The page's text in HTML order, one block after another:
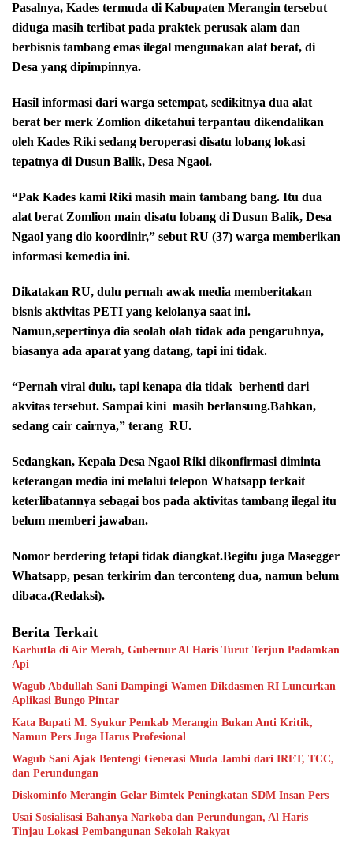
Pasalnya, Kades termuda di Kabupaten Merangin tersebut
diduga masih terlibat pada praktek perusak alam dan
berbisnis tambang emas ilegal mengunakan alat berat, di
Desa yang dipimpinnya.
Hasil informasi dari warga setempat, sedikitnya dua alat
berat ber merk Zomlion diketahui terpantau dikendalikan
oleh Kades Riki sedang beroperasi disatu lobang lokasi
tepatnya di Dusun Balik, Desa Ngaol.
“Pak Kades kami Riki masih main tambang bang. Itu dua
alat berat Zomlion main disatu lobang di Dusun Balik, Desa
Ngaol yang dio koordinir,” sebut RU (37) warga memberikan
informasi kemedia ini.
Dikatakan RU, dulu pernah awak media memberitakan
bisnis aktivitas PETI yang kelolanya saat ini.
Namun,sepertinya dia seolah olah tidak ada pengaruhnya,
biasanya ada aparat yang datang, tapi ini tidak.
“Pernah viral dulu, tapi kenapa dia tidak berhenti dari
akvitas tersebut. Sampai kini masih berlansung.Bahkan,
sedang cair cairnya,” terang RU.
Sedangkan, Kepala Desa Ngaol Riki dikonfirmasi diminta
keterangan media ini melalui telepon Whatsapp terkait
keterlibatannya sebagai bos pada aktivitas tambang ilegal itu
belum memberi jawaban.
Nomor berdering tetapi tidak diangkat.Begitu juga Masegger
Whatsapp, pesan terkirim dan terconteng dua, namun belum
dibaca.(Redaksi).
Berita Terkait
Karhutla di Air Merah, Gubernur Al Haris Turut Terjun Padamkan
Api
Wagub Abdullah Sani Dampingi Wamen Dikdasmen RI Luncurkan
Aplikasi Bungo Pintar
Kata Bupati M. Syukur Pemkab Merangin Bukan Anti Kritik,
Namun Pers Juga Harus Profesional
Wagub Sani Ajak Bentengi Generasi Muda Jambi dari IRET, TCC,
dan Perundungan
Diskominfo Merangin Gelar Bimtek Peningkatan SDM Insan Pers
Usai Sosialisasi Bahanya Narkoba dan Perundungan, Al Haris
Tinjau Lokasi Pembangunan Sekolah Rakyat